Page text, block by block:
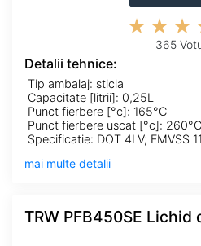
365
Detalii tehnice:
Tip ambalaj: sticla
Capacitate [litrii]: 0,25L
Punct fierbere [°c]: 165°C
Punct fierbere uscat [°c]: 260°C
mai multe detalii
TRW PFB450SE Lichid